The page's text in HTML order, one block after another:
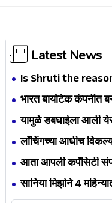
Latest News
Is Shruti the
भारत बायोटेक कंपनीत
यामुळे डबघाईला आली
लॉचिंगच्या आधीच
आता आपली कपॅसिटी
शेती करणार - इंदुरीकर
सानिया मिर्झाने 4